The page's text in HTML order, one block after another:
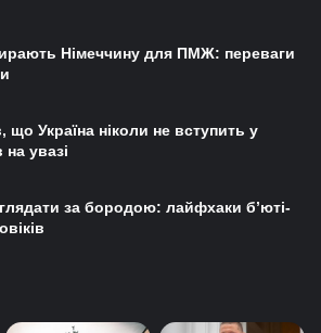
Німеччину для ПМЖ: переваги
Україна ніколи не вступить у
увазі
за бородою: лайфхаки б’юті-